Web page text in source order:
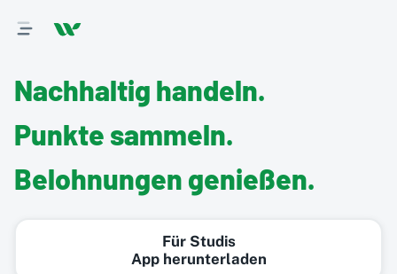
Nachhaltig handeln.
Punkte sammeln.
Belohnungen genießen.
Für Studis
App herunterladen